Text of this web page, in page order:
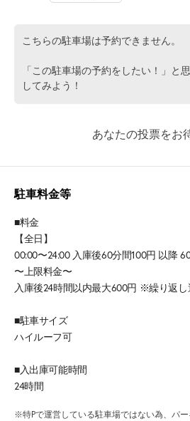
こちらの駐車場は予約できません。
「この駐車場の予約をしたい！」と
してみよう！
あなたの投票をお
駐車料金等
■料金
【全日】
00:00〜24:00 入庫後60分間100円 以降
〜上限料金〜
入庫後24時間以内最大600円 ※繰り返し
■駐車サイズ
ハイルーフ可
■入出庫可能時間
24時間
※特Pで運営している駐車場ではない為、パ